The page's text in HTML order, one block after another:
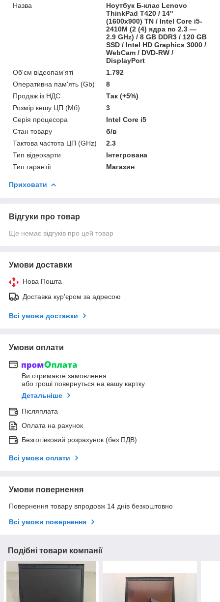
Назва
Ноутбук Б-клас Lenovo
ThinkPad T420 / 14"
(1600x900) TN / Intel Core i5-
2410M (2 (4) ядра по 2.3 —
2.9 GHz) / 8 GB DDR3 / 120 GB
SSD / Intel HD Graphics 3000 /
WebCam / DVD-RW /
DisplayPort
Об'єм відеопам'яті
1.792
Оперативна пам'ять (Gb)
8
Продаж із НДС
Так (+5%)
Розмір кешу ЦП (Мб)
3
Серія процесора
Intel Core i5
Стан товару
б/в
Тактова частота ЦП (GHz)
2.3
Тип відеокарти
Інтегрована
Тип гарантії
Магазин
Приховати
Відгуки про товар
Ще немає відгуків про цей товар
Умови доставки
Нова Пошта
Доставка кур'єром за адресою
Всі умови доставки
Умови оплати
Ви отримаєте замовлення
або гроші повернуться на вашу картку
Детальніше
Післяплата
Оплата на рахунок
Безготівковий розрахунок (без ПДВ)
Всі умови оплати
Умови повернення
Повернення товару впродовж 14 днів безкоштовно
Всі умови повернення
Подібні товари компанії